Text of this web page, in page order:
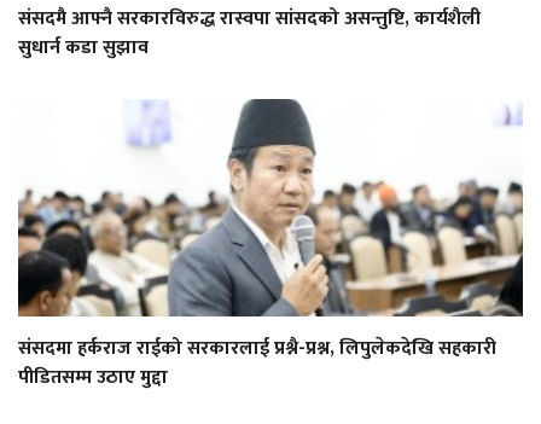
संसदमै आफ्नै सरकारविरुद्ध रास्वपा सांसदको असन्तुष्टि, कार्यशैली
सुधार्न कडा सुझाव
संसदमा हर्कराज राईको सरकारलाई प्रश्नै-प्रश्न, लिपुलेकदेखि सहकारी
पीडितसम्म उठाए मुद्दा